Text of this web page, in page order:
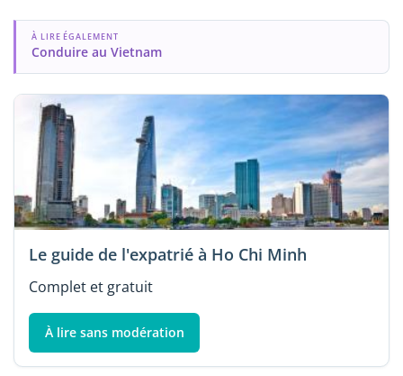
À LIRE ÉGALEMENT
Conduire au Vietnam
Le guide de l'expatrié à Ho Chi Minh
Complet et gratuit
À lire sans modération